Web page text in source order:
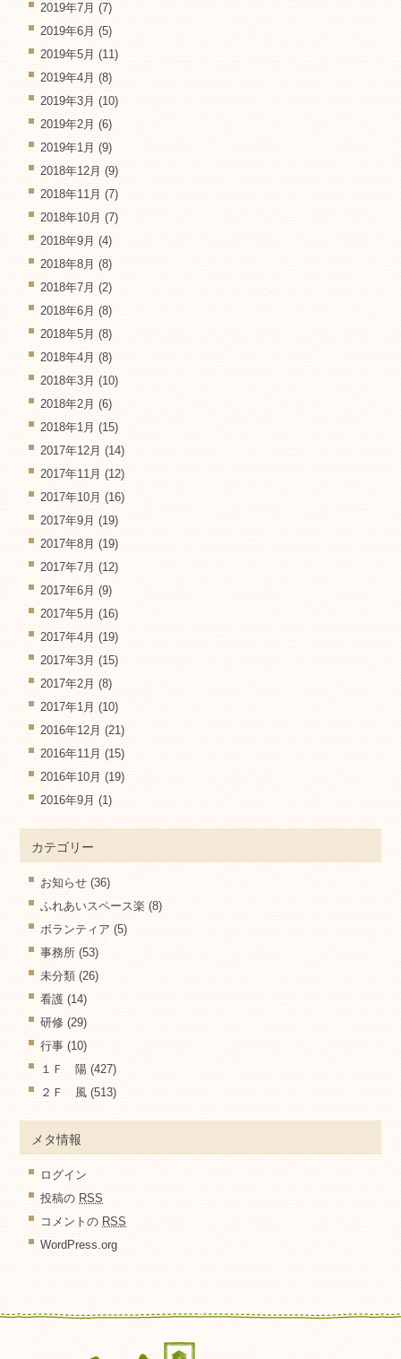
2019年7月 (7)
2019年6月 (5)
2019年5月 (11)
2019年4月 (8)
2019年3月 (10)
2019年2月 (6)
2019年1月 (9)
2018年12月 (9)
2018年11月 (7)
2018年10月 (7)
2018年9月 (4)
2018年8月 (8)
2018年7月 (2)
2018年6月 (8)
2018年5月 (8)
2018年4月 (8)
2018年3月 (10)
2018年2月 (6)
2018年1月 (15)
2017年12月 (14)
2017年11月 (12)
2017年10月 (16)
2017年9月 (19)
2017年8月 (19)
2017年7月 (12)
2017年6月 (9)
2017年5月 (16)
2017年4月 (19)
2017年3月 (15)
2017年2月 (8)
2017年1月 (10)
2016年12月 (21)
2016年11月 (15)
2016年10月 (19)
2016年9月 (1)
カテゴリー
お知らせ (36)
ふれあいスペース楽 (8)
ボランティア (5)
事務所 (53)
未分類 (26)
看護 (14)
研修 (29)
行事 (10)
１Ｆ 陽 (427)
２Ｆ 風 (513)
メタ情報
ログイン
投稿の RSS
コメントの RSS
WordPress.org